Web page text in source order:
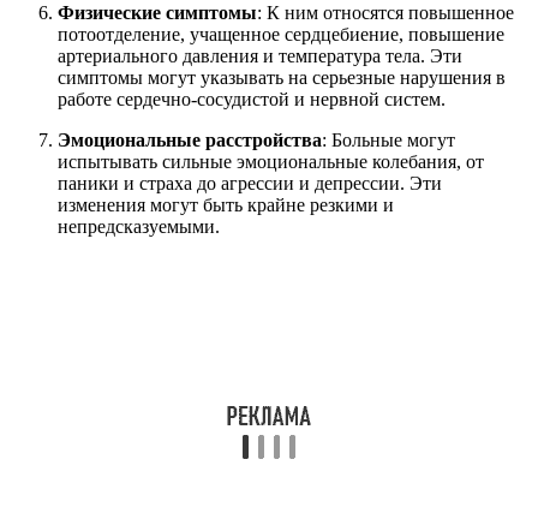
Физические симптомы: К ним относятся повышенное
потоотделение, учащенное сердцебиение, повышение
артериального давления и температура тела. Эти
симптомы могут указывать на серьезные нарушения в
работе сердечно-сосудистой и нервной систем.
Эмоциональные расстройства: Больные могут
испытывать сильные эмоциональные колебания, от
паники и страха до агрессии и депрессии. Эти
изменения могут быть крайне резкими и
непредсказуемыми.